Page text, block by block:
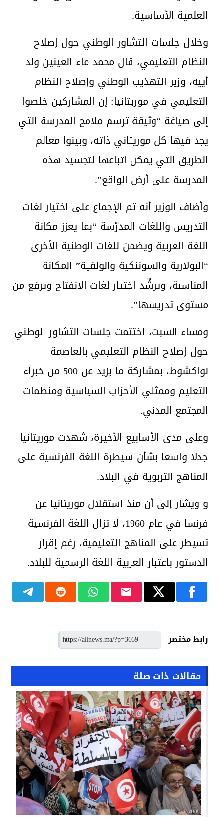
العلمية الأساسية.
وخلال جلسات التشاور الوطني حول إصلاح
النظام التعليمي، قال محمد ماء العينين ولد
أييه، وزير التهذيب الوطني وإصلاح النظام
التعليمي في موريتانيا: إن المشاركين خلصوا
إلى صياغة “وثيقة ترسم ملامح المدرسة التي
يجد فيها كل موريتاني ذاته، وبينوا معالم
الطريق التي يمكن اتباعها لتجسيد هذه
المدرسة على أرض الواقع”.
وأضاف الوزير أنه تم الإجماع على اختيار لغات
التدريس واللغات المدرّسة “بما يعزز مكانة
اللغة العربية ويضمن للغات الوطنية الأخرى
“البولارية والسوننكية والولفية” المكانة
المناسبة، ويرشّد اختيار لغات الانفتاح ويرفع من
مستوى تدريسها”.
ومساء السبت، اختتمت جلسات التشاور الوطني
حول إصلاح النظام التعليمي بالعاصمة
نواكشوط، بمشاركة ما يزيد عن 500 من خبراء
التعليم وممثلي الأحزاب السياسية ومنظمات
المجتمع المدني.
وعلى مدى الأسابيع الأخيرة، شهدت موريتانيا
جدلا واسعا بشأن سيطرة اللغة الفرنسية على
المناهج التربوية في البلاد.
و ويشار إلى أن منذ استقلال موريتانيا عن
فرنسا في عام 1960، لا تزال اللغة الفرنسية
تسيطر على المناهج التعليمية، رغم إقرار
الدستور باعتبار العربية اللغة الرسمية للبلاد.
رابط مختصر
مقالات ذات صلة